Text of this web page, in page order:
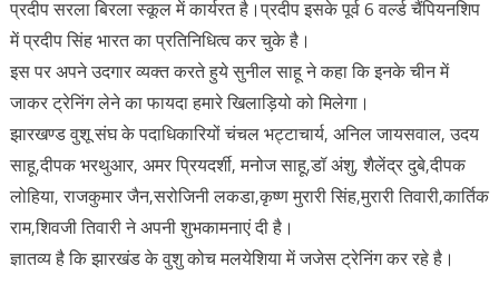
प्रदीप सरला बिरला स्कूल में कार्यरत है।प्रदीप इसके पूर्व 6 वर्ल्ड चैंपियनशिप
में प्रदीप सिंह भारत का प्रतिनिधित्व कर चुके है।
इस पर अपने उदगार व्यक्त करते हुये सुनील साहू ने कहा कि इनके चीन में
जाकर ट्रेनिंग लेने का फायदा हमारे खिलाड़ियो को मिलेगा।
झारखण्ड वुशू संघ के पदाधिकारियों चंचल भट्टाचार्य, अनिल जायसवाल, उदय
साहू,दीपक भरथुआर, अमर प्रियदर्शी, मनोज साहू,डॉ अंशु, शैलेंद्र दुबे,दीपक
लोहिया, राजकुमार जैन,सरोजिनी लकडा,कृष्ण मुरारी सिंह,मुरारी तिवारी,कार्तिक
राम,शिवजी तिवारी ने अपनी शुभकामनाएं दी है।
ज्ञातव्य है कि झारखंड के वुशु कोच मलयेशिया में जजेस ट्रेनिंग कर रहे है।